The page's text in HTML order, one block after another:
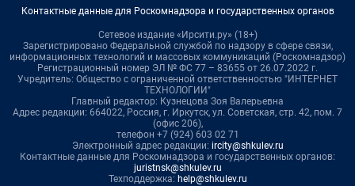
Контактные данные для Роскомнадзора и государственных органов
Сетевое издание «Ирсити.ру» (18+)
Зарегистрировано Федеральной службой по надзору в сфере связи,
информационных технологий и массовых коммуникаций (Роскомнадзор)
Регистрационный номер ЭЛ № ФС 77 – 83655 от 26.07.2022 г.
Учредитель: Общество с ограниченной ответственностью "ИНТЕРНЕТ
ТЕХНОЛОГИИ"
Главный редактор: Кузнецова Зоя Валерьевна
Адрес редакции: 664022, Россия, г. Иркутск, ул. Советская, стр. 42, пом. 7
(офис 206),
телефон +7 (924) 603 02 71
Электронный адрес редакции: ircity@shkulev.ru
Контактные данные для Роскомнадзора и государственных органов:
juristnsk@shkulev.ru
Техподдержка: help@shkulev.ru